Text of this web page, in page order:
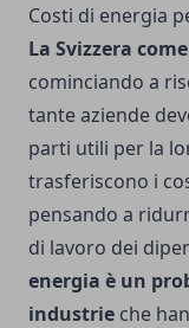
Costi di energia
La Svizzera
cominciando a
tante aziende
parti utili per la
trasferiscono i
pensando a
di lavoro dei
energia è un
industrie che